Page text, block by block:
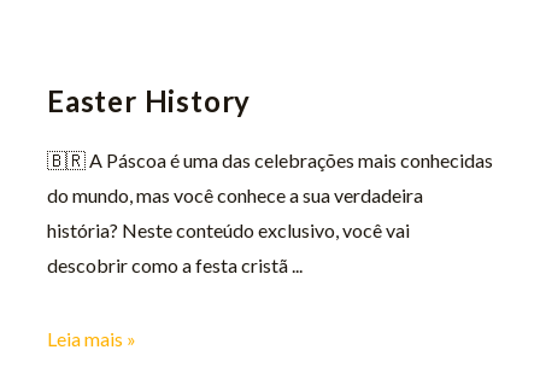
Easter History
🇧🇷​ A Páscoa é uma das celebrações mais conhecidas
do mundo, mas você conhece a sua verdadeira
história? Neste conteúdo exclusivo, você vai
descobrir como a festa cristã
Leia mais »